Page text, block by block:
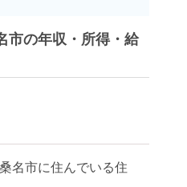
市の年収・所得・給
名市に住んでいる住